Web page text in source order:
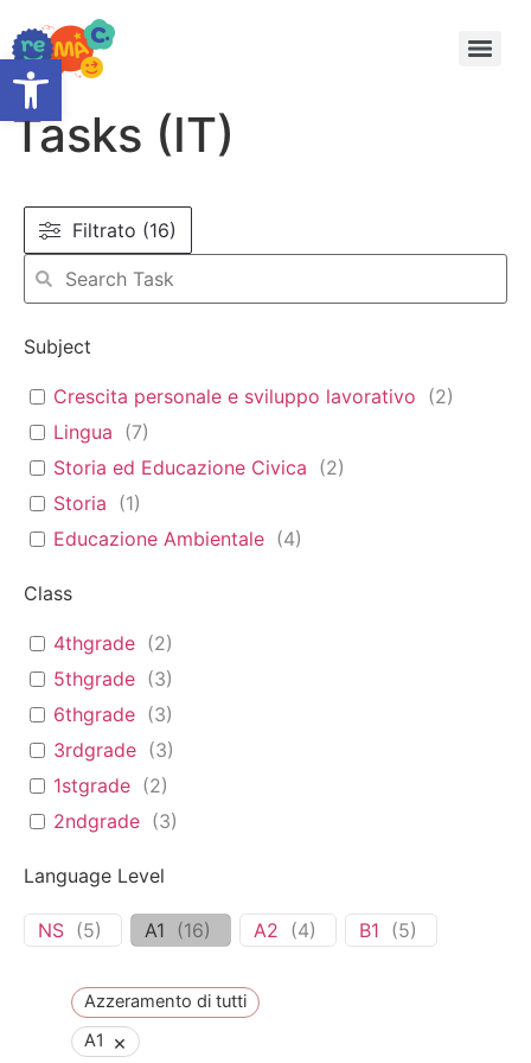
Open toolbar
Tasks (IT)
Filtrato (16)
Subject
Crescita personale e sviluppo lavorativo (2)
Lingua (7)
Storia ed Educazione Civica (2)
Storia (1)
Educazione Ambientale (4)
Class
4thgrade (2)
5thgrade (3)
6thgrade (3)
3rdgrade (3)
1stgrade (2)
2ndgrade (3)
Language Level
NS (5) A1 (16) A2 (4) B1 (5)
Azzeramento di tutti
A1
×